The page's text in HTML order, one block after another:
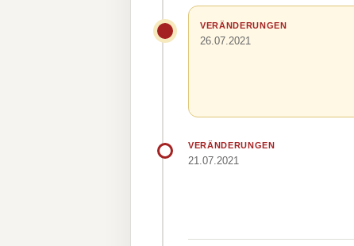
VERÄNDERUNGEN
26.07.2021
VERÄNDERUNGEN
21.07.2021